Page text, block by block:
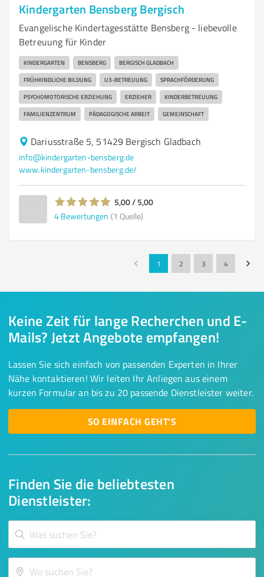
Kindergarten Bensberg Bergisch
Evangelische Kindertagesstätte Bensberg - liebevolle
Betreuung für Kinder
KINDERGARTEN BENSBERG BERGISCH GLADBACH
FRÜHKINDLICHE BILDUNG U3-BETREUUNG SPRACHFÖRDERUNG
PSYCHOMOTORISCHE ERZIEHUNG ERZIEHER KINDERBETREUUNG
FAMILIENZENTRUM PÄDAGOGISCHE ARBEIT GEMEINSCHAFT
Dariusstraße 5, 51429 Bergisch Gladbach
info@kindergarten-bensberg.de
www.kindergarten-bensberg.de/
5,00 / 5,00
4 Bewertungen (1 Quelle)
1 2 3 4
Finden Sie die beliebtesten
Dienstleister:
Keine Zeit für lange Recherchen und E-
Mails? Jetzt Angebote empfangen!
Lassen Sie sich einfach von passenden Experten in Ihrer
Nähe kontaktieren! Wir leiten Ihr Anliegen aus einem
kurzen Formular an bis zu 20 passende Dienstleister weiter.
SO EINFACH GEHT'S